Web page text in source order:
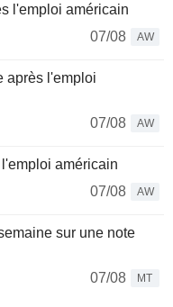
l'emploi américain
07/08
AW
après l'emploi
07/08
AW
américain
07/08
AW
sur une note
07/08
MT